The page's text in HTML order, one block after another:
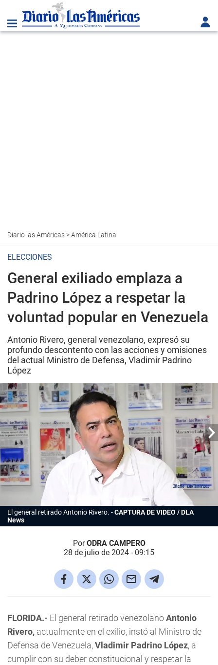
Diario las Américas>América Latina
ELECCIONES
General exiliado emplaza a
Padrino López a respetar la
voluntad popular en Venezuela
Antonio Rivero, general venezolano, expresó su
profundo descontento con las acciones y omisiones
del actual Ministro de Defensa, Vladimir Padrino
López
El general retirado Antonio Rivero.
CAPTURA DE VIDEO / DLA
News
PorODRA CAMPERO
28 de julio de 2024 - 09:15
FLORIDA.- El general retirado venezolanoAntonio
Rivero, actualmente en el exilio, instó al Ministro de
Defensa de Venezuela,Vladimir Padrino López, a
cumplir con su deber constitucional y respetar la